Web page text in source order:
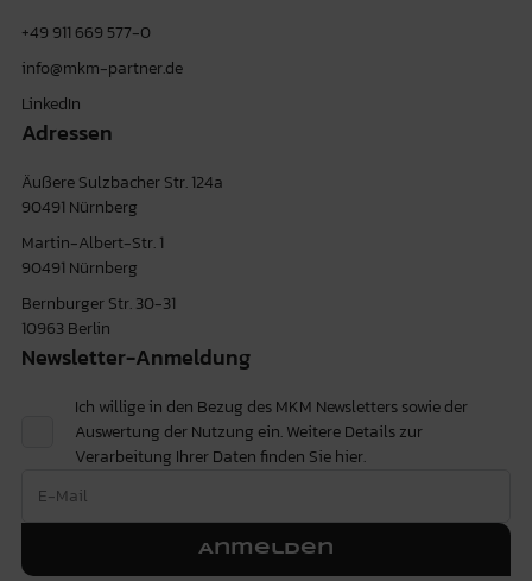
+49 911 669 577-0
info@mkm-partner.de
LinkedIn
Adressen
Äußere Sulzbacher Str. 124a
90491 Nürnberg
Martin-Albert-Str. 1
90491 Nürnberg
Bernburger Str. 30-31
10963 Berlin
Newsletter-Anmeldung
Ich willige in den Bezug des MKM Newsletters sowie der
Auswertung der Nutzung ein. Weitere Details zur
Verarbeitung Ihrer Daten finden Siehier.
Anmelden